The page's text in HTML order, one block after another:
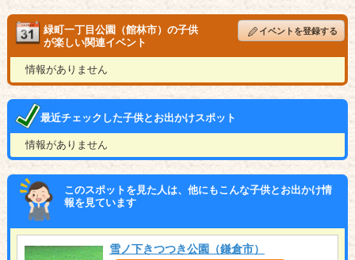
緑町一丁目公園（館林市）の子供
が楽しい関連イベント
イベントを登録する
情報がありません
最近チェックした子供とお出かけスポット
情報がありません
このスポットを見た人は、他にもこんな子供とお出かけ情
報を見ています
雪ノ下きつつき公園（鎌倉市）